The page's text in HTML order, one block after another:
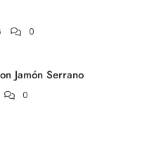
0
Jamón Serrano
0